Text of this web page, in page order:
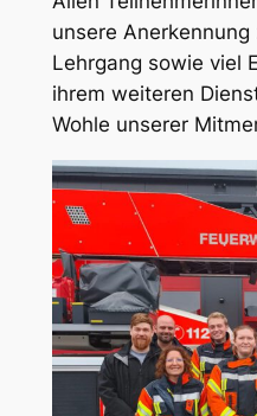
unsere
Lehrgang sowie viel
ihrem weiteren
Wohle unserer